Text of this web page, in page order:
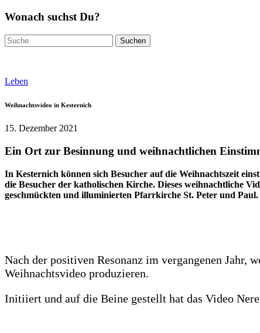
Wonach suchst Du?
Suchen
nach:
Leben
Weihnachtsvideo in Kesternich
15. Dezember 2021
Ein Ort zur Besinnung und weihnachtlichen
In Kesternich können sich Besucher auf die Weihnachtszeit
die Besucher der katholischen Kirche. Dieses weihnachtliche
geschmückten und illuminierten Pfarrkirche St. Peter und Paul.
Nach der positiven Resonanz im vergangenen Jahr,
Weihnachtsvideo produzieren.
Initiiert und auf die Beine gestellt hat das Video